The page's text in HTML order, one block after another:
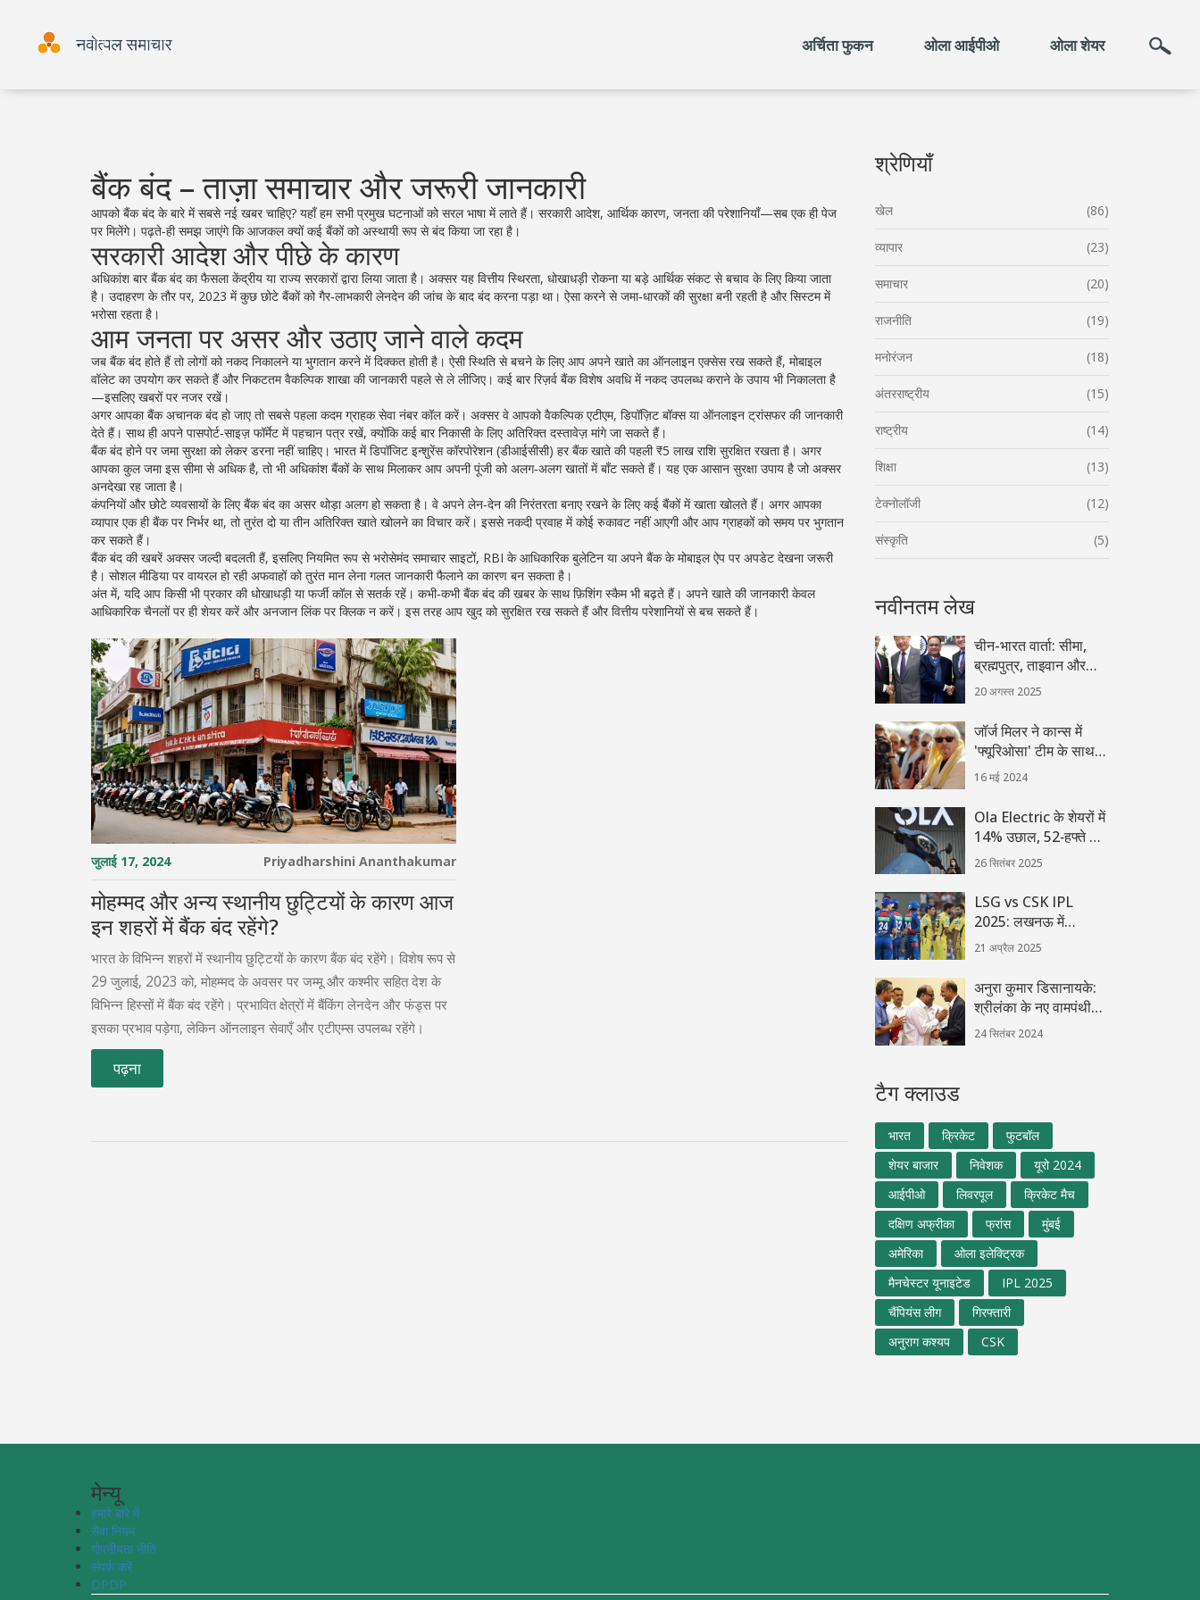
अर्चिता फुकन ओला आईपीओ ओला शेयर
बैंक बंद – ताज़ा समाचार और जरूरी जानकारी
आपको बैंक बंद के बारे में सबसे नई खबर चाहिए? यहाँ हम सभी प्रमुख घटनाओं को सरल भाषा में लाते हैं। सरकारी आदेश, आर्थिक कारण, जनता की परेशानियाँ—सब एक ही पेज
पर मिलेंगे। पढ़ते‑ही समझ जाएंगे कि आजकल क्यों कई बैंकों को अस्थायी रूप से बंद किया जा रहा है।
सरकारी आदेश और पीछे के कारण
अधिकांश बार बैंक बंद का फैसला केंद्रीय या राज्य सरकारों द्वारा लिया जाता है। अक्सर यह वित्तीय स्थिरता, धोखाधड़ी रोकना या बड़े आर्थिक संकट से बचाव के लिए किया जाता
है। उदाहरण के तौर पर, 2023 में कुछ छोटे बैंकों को गैर‑लाभकारी लेनदेन की जांच के बाद बंद करना पड़ा था। ऐसा करने से जमा‑धारकों की सुरक्षा बनी रहती है और सिस्टम में
भरोसा रहता है।
आम जनता पर असर और उठाए जाने वाले कदम
जब बैंक बंद होते हैं तो लोगों को नकद निकालने या भुगतान करने में दिक्कत होती है। ऐसी स्थिति से बचने के लिए आप अपने खाते का ऑनलाइन एक्सेस रख सकते हैं, मोबाइल
वॉलेट का उपयोग कर सकते हैं और निकटतम वैकल्पिक शाखा की जानकारी पहले से ले लीजिए। कई बार रिज़र्व बैंक विशेष अवधि में नकद उपलब्ध कराने के उपाय भी निकालता है
—इसलिए खबरों पर नजर रखें।
अगर आपका बैंक अचानक बंद हो जाए तो सबसे पहला कदम ग्राहक सेवा नंबर कॉल करें। अक्सर वे आपको वैकल्पिक एटीएम, डिपॉज़िट बॉक्स या ऑनलाइन ट्रांसफर की जानकारी
देते हैं। साथ ही अपने पासपोर्ट‑साइज़ फॉर्मेट में पहचान पत्र रखें, क्योंकि कई बार निकासी के लिए अतिरिक्त दस्तावेज़ मांगे जा सकते हैं।
बैंक बंद होने पर जमा सुरक्षा को लेकर डरना नहीं चाहिए। भारत में डिपॉजिट इन्शुरेंस कॉरपोरेशन (डीआईसीसी) हर बैंक खाते की पहली ₹5 लाख राशि सुरक्षित रखता है। अगर
आपका कुल जमा इस सीमा से अधिक है, तो भी अधिकांश बैंकों के साथ मिलाकर आप अपनी पूंजी को अलग‑अलग खातों में बाँट सकते हैं। यह एक आसान सुरक्षा उपाय है जो अक्सर
अनदेखा रह जाता है।
कंपनियों और छोटे व्यवसायों के लिए बैंक बंद का असर थोड़ा अलग हो सकता है। वे अपने लेन‑देन की निरंतरता बनाए रखने के लिए कई बैंकों में खाता खोलते हैं। अगर आपका
व्यापार एक ही बैंक पर निर्भर था, तो तुरंत दो या तीन अतिरिक्त खाते खोलने का विचार करें। इससे नकदी प्रवाह में कोई रुकावट नहीं आएगी और आप ग्राहकों को समय पर भुगतान
कर सकते हैं।
बैंक बंद की खबरें अक्सर जल्दी बदलती हैं, इसलिए नियमित रूप से भरोसेमंद समाचार साइटों, RBI के आधिकारिक बुलेटिन या अपने बैंक के मोबाइल ऐप पर अपडेट देखना जरूरी
है। सोशल मीडिया पर वायरल हो रही अफवाहों को तुरंत मान लेना गलत जानकारी फैलाने का कारण बन सकता है।
अंत में, यदि आप किसी भी प्रकार की धोखाधड़ी या फर्जी कॉल से सतर्क रहें। कभी‑कभी बैंक बंद की खबर के साथ फ़िशिंग स्कैम भी बढ़ते हैं। अपने खाते की जानकारी केवल
आधिकारिक चैनलों पर ही शेयर करें और अनजान लिंक पर क्लिक न करें। इस तरह आप खुद को सुरक्षित रख सकते हैं और वित्तीय परेशानियों से बच सकते हैं।
जुलाई 17, 2024 Priyadharshini Ananthakumar
मोहम्मद और अन्य स्थानीय छुट्टियों के कारण आज
इन शहरों में बैंक बंद रहेंगे?
भारत के विभिन्न शहरों में स्थानीय छुट्टियों के कारण बैंक बंद रहेंगे। विशेष रूप से
29 जुलाई, 2023 को, मोहम्मद के अवसर पर जम्मू और कश्मीर सहित देश के
विभिन्न हिस्सों में बैंक बंद रहेंगे। प्रभावित क्षेत्रों में बैंकिंग लेनदेन और फंड्स पर
इसका प्रभाव पड़ेगा, लेकिन ऑनलाइन सेवाएँ और एटीएम्स उपलब्ध रहेंगे।
पढ़ना
श्रेणियाँ
खेल (86)
व्यापार (23)
समाचार (20)
राजनीति (19)
मनोरंजन (18)
अंतरराष्ट्रीय (15)
राष्ट्रीय (14)
शिक्षा (13)
टेक्नोलॉजी (12)
संस्कृति (5)
नवीनतम लेख
चीन-भारत वार्ता: सीमा,
ब्रह्मपुत्र, ताइवान और
आतंकवाद पर भारत का
20 अगस्त 2025
जॉर्ज मिलर ने कान्स में
'फ्यूरिओसा' टीम के साथ
प्रेस से बात करते हुए एक
संभावना से इनकार नहीं
किया
16 मई 2024
Ola Electric के शेयरों में
14% उछाल, 52‑हफ्ते के
न्यूनतम पर फिर से भरोसा
26 सितंबर 2025
LSG vs CSK IPL
2025: लखनऊ में
टकराएंगे सुपर जायंट्स और
सुपर किंग्स, कहां देखें
Live Streaming
21 अप्रैल 2025
अनुरा कुमार डिसानायके:
श्रीलंका के नए वामपंथी
राष्ट्रपति कौन हैं?
24 सितंबर 2024
टैग क्लाउड
भारत क्रिकेट
फुटबॉल
शेयर बाजार
निवेशक
यूरो 2024
आईपीओ
लिवरपूल
क्रिकेट मैच
दक्षिण अफ्रीका
फ्रांस
मुंबई
अमेरिका
ओला इलेक्ट्रिक
मैनचेस्टर यूनाइटेड
IPL 2025
चैंपियंस लीग
गिरफ्तारी
अनुराग कश्यप
CSK
मेन्यू
हमारे बारे में
सेवा नियम
गोपनीयता नीति
संपर्क करें
DPDP